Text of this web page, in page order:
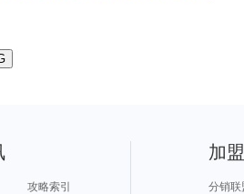
攻略索引
加
分销联